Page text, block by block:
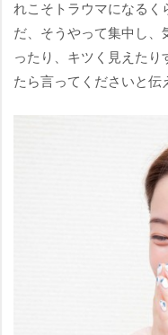
れこそトラウマになる
だ、そうやって集中し
ったり、キツく見えた
たら言ってくださいと伝